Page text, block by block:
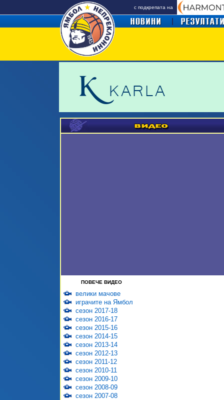
с подкрепата на
ПОВЕЧЕ ВИДЕО
велики мачове
играчите на Ямбол
сезон 2017-18
сезон 2016-17
сезон 2015-16
сезон 2014-15
сезон 2013-14
сезон 2012-13
сезон 2011-12
сезон 2010-11
сезон 2009-10
сезон 2008-09
сезон 2007-08